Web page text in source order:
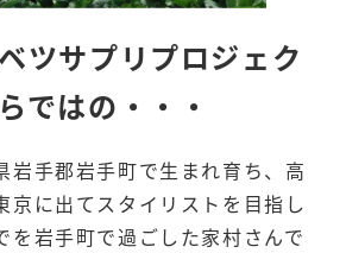
ツサプリプロジェク
ではの・・・
岩手郡岩手町で生まれ育ち、高
京に出てスタイリストを目指し
を岩手町で過ごした家村さんで